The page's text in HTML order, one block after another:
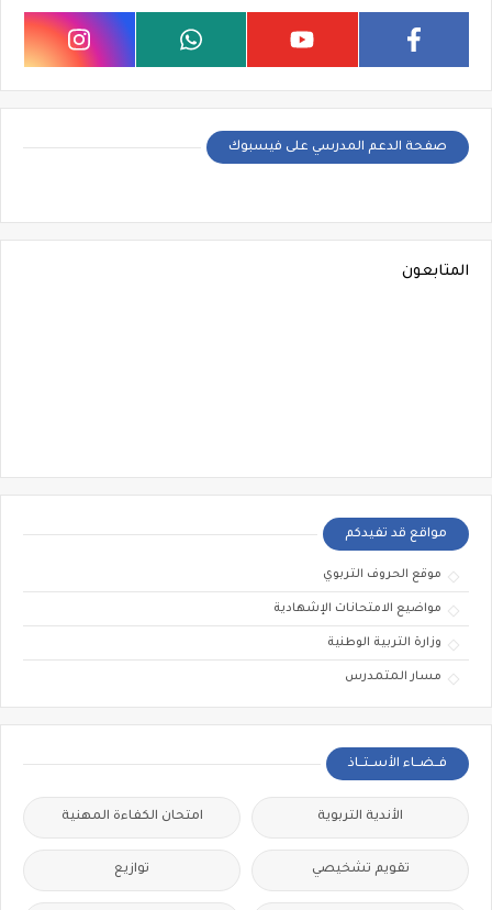
صفحة الدعم المدرسي على فيسبوك
المتابعون
مواقع قد تفيدكم
موقع الحروف التربوي
مواضيع الامتحانات الإشهادية
وزارة التربية الوطنية
مسار المتمدرس
فــضــاء الأســتــاذ
الأندية التربوية امتحان الكفاءة المهنية
تقويم تشخيصي توازيع